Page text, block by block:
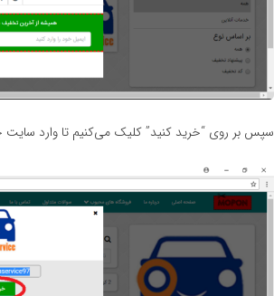
سپس بر روی “خرید کنید” کلیک می‌کنیم تا وارد